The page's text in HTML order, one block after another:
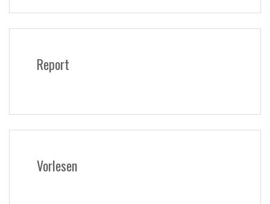
Report
Vorlesen